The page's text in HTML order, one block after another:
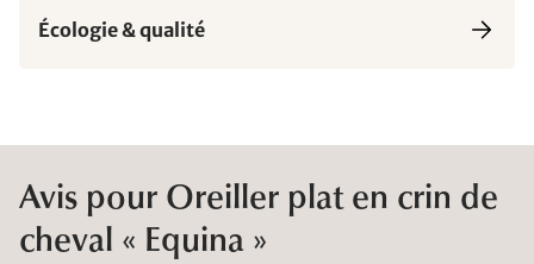
Écologie & qualité
Avis pour Oreiller plat en crin de
cheval « Equina »